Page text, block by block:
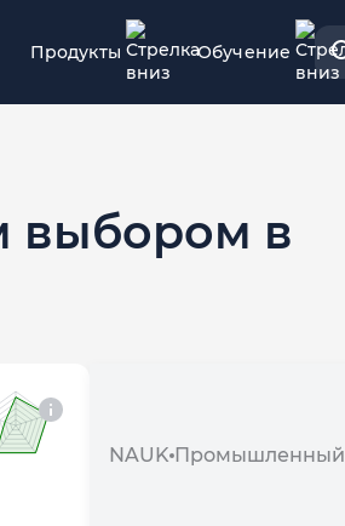
Продукты
Обучение
выбором в
NAUK Промышленный